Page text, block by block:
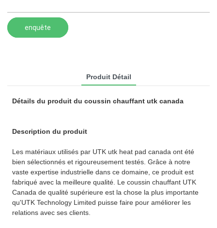
enquête
Produit Détail
Détails du produit du coussin chauffant utk canada
Description du produit
Les matériaux utilisés par UTK utk heat pad canada ont été
bien sélectionnés et rigoureusement testés. Grâce à notre
vaste expertise industrielle dans ce domaine, ce produit est
fabriqué avec la meilleure qualité. Le coussin chauffant UTK
Canada de qualité supérieure est la chose la plus importante
qu'UTK Technology Limited puisse faire pour améliorer les
relations avec ses clients.